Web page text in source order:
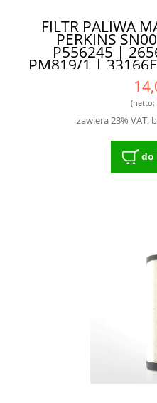
FILTR PALIWA
PERKINS
P556245 |
PM819/1 |
TRUDNYCH
(netto:
zawiera 23% VAT,
do